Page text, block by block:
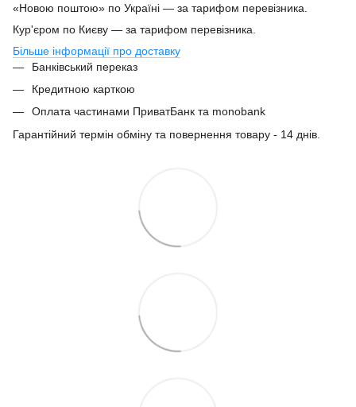
«Новою поштою» по Україні — за тарифом перевізника.
Кур'єром по Києву — за тарифом перевізника.
Більше інформації про доставку
Банківський переказ
Кредитною карткою
Оплата частинами ПриватБанк та monobank
Гарантійний термін обміну та повернення товару - 14 днів.